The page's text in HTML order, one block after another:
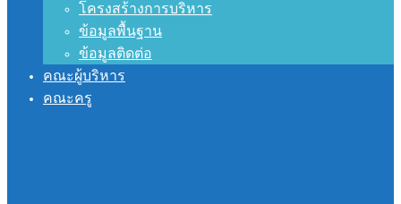
โครงสร้างการบริหาร
ข้อมูลพื้นฐาน
ข้อมูลติดต่อ
คณะผู้บริหาร
คณะครู